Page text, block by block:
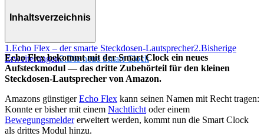
Inhaltsverzeichnis
1.Echo Flex – der smarte Steckdosen-Lautsprecher2.Bisherige
Erweiterungen3.Die neue Smart Clock
Echo Flex bekommt mit der Smart Clock ein neues
Aufsteckmodul — das dritte Zubehörteil für den kleinen
Steckdosen-Lautsprecher von Amazon.
Amazons günstigerEcho Flex kann seinen Namen mit Recht tragen:
Konnte er bisher mit einem Nachtlicht oder einem
Bewegungsmeldererweitert werden, kommt nun die Smart Clock
als drittes Modul hinzu.